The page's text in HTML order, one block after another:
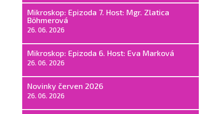
Mikroskop: Epizoda 7. Host: Mgr. Zlatica
Böhmerová
26. 06. 2026
Mikroskop: Epizoda 6. Host: Eva Marková
26. 06. 2026
Novinky červen 2026
26. 06. 2026